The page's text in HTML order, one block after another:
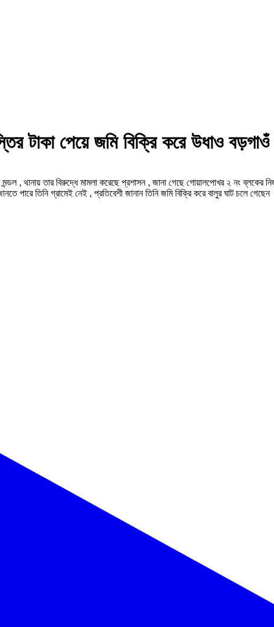
টাকা পেয়ে জমি বিক্রি করে উধাও বড়গাওঁ
, থানায় তার বিরুদ্ধে মামলা করেছে প্রশাসন , জানা গেছে গোয়ালপোখর ২ নং ব্লকের
পারে তিনি গ্রামেই নেই , প্রতিবেশী জানান তিনি জমি বিক্রি করে বালুর ঘাট চলে গেছেন